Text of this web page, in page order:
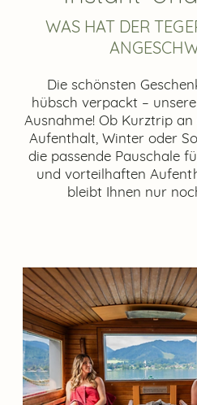
WAS HAT DER
Die schönsten
hübsch verpackt –
Ausnahme! Ob Kurztrip
Aufenthalt, Winter oder
die passende Pauschale
und vorteilhaften
bleibt Ihnen nur